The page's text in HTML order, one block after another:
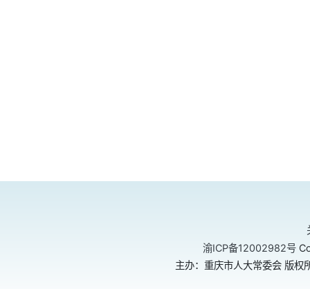
渝ICP备12002982号
主办：重庆市人大常委会 版